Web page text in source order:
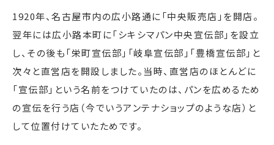
1920年、名古屋市内の広小路通に「中央販売店」を開店。
翌年には広小路本町に「シキシマパン中央宣伝部」を設立
し、その後も「栄町宣伝部」「岐阜宣伝部」「豊橋宣伝部」と
次々と直営店を開設しました。当時、直営店のほとんどに
「宣伝部」という名前をつけていたのは、パンを広めるため
の宣伝を行う店（今でいうアンテナショップのような店）と
して位置付けていたためです。